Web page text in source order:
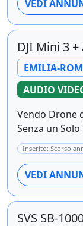
VEDI
DJI Mini 3
EMILIA-
AUDIO
Vendo Drone
Senza un
Inserito: Scorso
VEDI
SVS SB-